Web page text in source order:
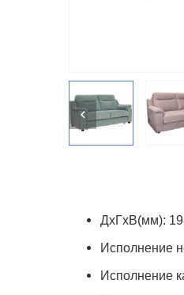
ДхГхВ(мм):
Исполнение
Исполнение